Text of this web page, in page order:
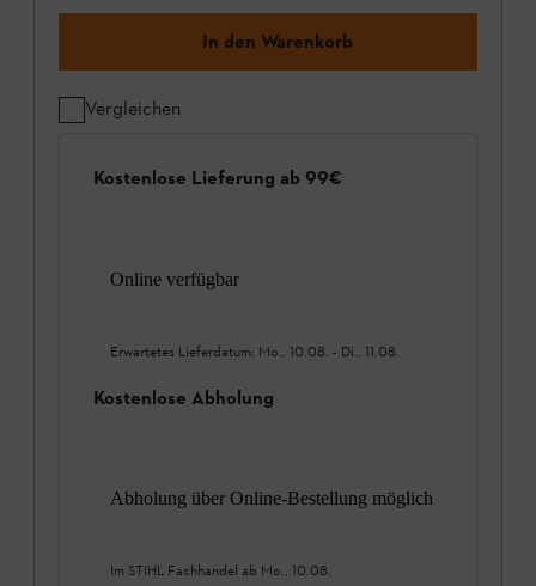
In den Warenkorb
Vergleichen
Kostenlose Lieferung ab 99€
Online verfügbar
Erwartetes Lieferdatum: Mo., 10.08. - Di., 11.08.
Kostenlose Abholung
Abholung über Online-Bestellung möglich
Im STIHL Fachhandel ab Mo., 10.08.